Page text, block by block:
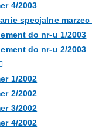
4/2003
specjalne marzec
do nr-u 1/2003
do nr-u 2/2003
1/2002
2/2002
3/2002
4/2002